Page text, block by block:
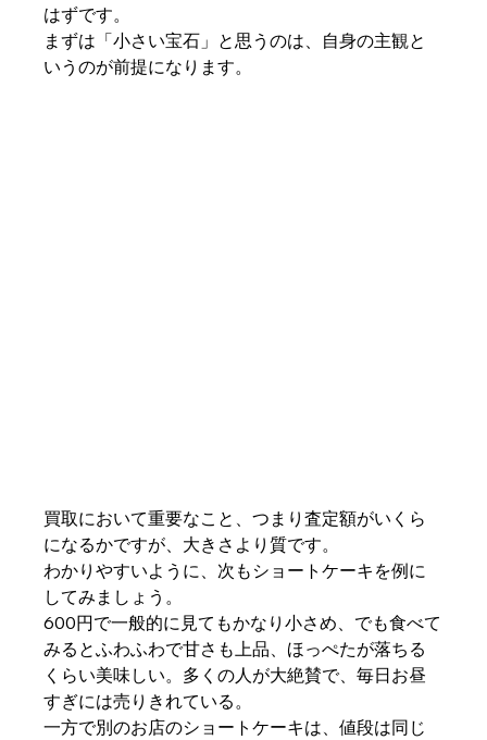
はずです。
まずは「小さい宝石」と思うのは、自身の主観と
いうのが前提になります。
買取において重要なこと、つまり査定額がいくら
になるかですが、大きさより質です。
わかりやすいように、次もショートケーキを例に
してみましょう。
600円で一般的に見てもかなり小さめ、でも食べて
みるとふわふわで甘さも上品、ほっぺたが落ちる
くらい美味しい。多くの人が大絶賛で、毎日お昼
すぎには売りきれている。
一方で別のお店のショートケーキは、値段は同じ